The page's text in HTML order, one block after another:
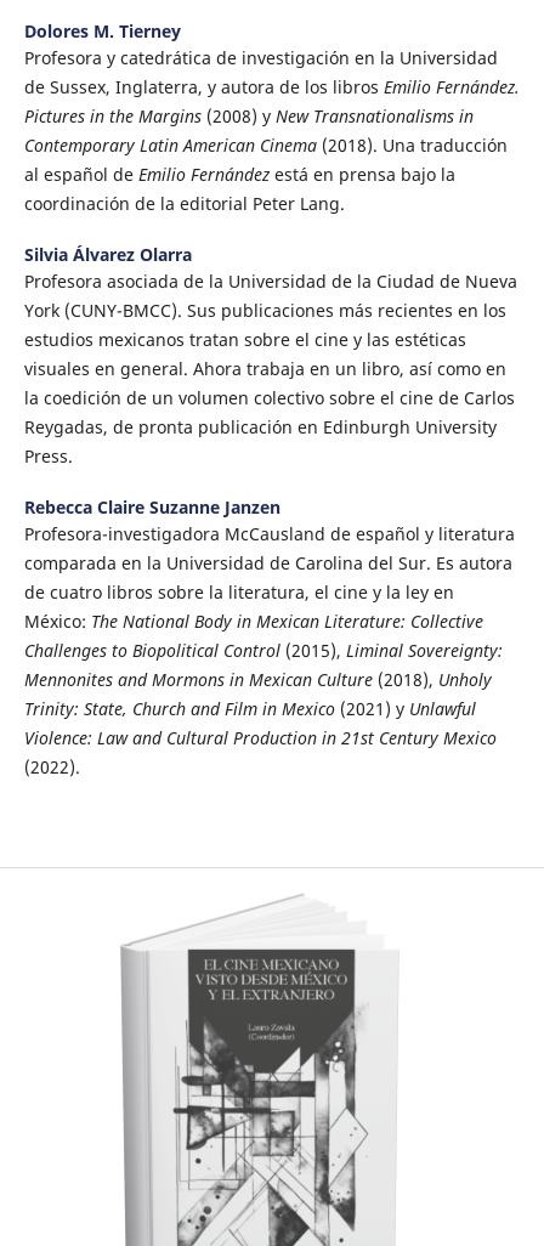
Dolores M. Tierney
Profesora y catedrática de investigación en la Universidad
de Sussex, Inglaterra, y autora de los libros Emilio Fernández.
Pictures in the Margins(2008) y New Transnationalisms in
Contemporary Latin American Cinema(2018). Una traducción
al español de Emilio Fernándezestá en prensa bajo la
coordinación de la editorial Peter Lang.
Silvia Álvarez Olarra
Profesora asociada de la Universidad de la Ciudad de Nueva
York (CUNY-BMCC). Sus publicaciones más recientes en los
estudios mexicanos tratan sobre el cine y las estéticas
visuales en general. Ahora trabaja en un libro, así como en
la coedición de un volumen colectivo sobre el cine de Carlos
Reygadas, de pronta publicación en Edinburgh University
Press.
Rebecca Claire Suzanne Janzen
Profesora-investigadora McCausland de español y literatura
comparada en la Universidad de Carolina del Sur. Es autora
de cuatro libros sobre la literatura, el cine y la ley en
México: The National Body in Mexican Literature: Collective
Challenges to Biopolitical Control(2015), Liminal Sovereignty:
Mennonites and Mormons in Mexican Culture(2018), Unholy
Trinity: State, Church and Film in Mexico(2021) y Unlawful
Violence: Law and Cultural Production in 21st Century Mexico
(2022).